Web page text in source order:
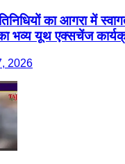
का आगरा में
भव्य यूथ एक्सचेंज
2026